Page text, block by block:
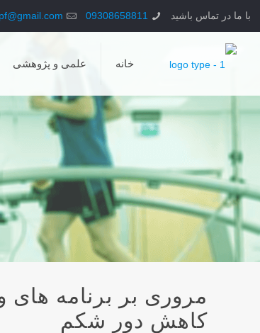
با ما در تماس باشید 09308658811
خانه علمی و پژوهشی
مروری بر برنامه
کاهش دور شکم